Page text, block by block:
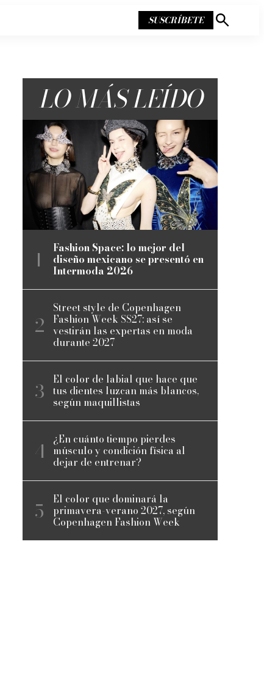
SUSCRÍBETE
Mostrar
LO MÁS LEÍDO
Fashion Space: lo mejor del
diseño mexicano se presentó en
Intermoda 2026
Street style de Copenhagen
Fashion Week SS27: así se
vestirán las expertas en moda
durante 2027
El color de labial que hace que
tus dientes luzcan más blancos,
según maquillistas
¿En cuánto tiempo pierdes
músculo y condición física al
dejar de entrenar?
El color que dominará la
primavera-verano 2027, según
Copenhagen Fashion Week